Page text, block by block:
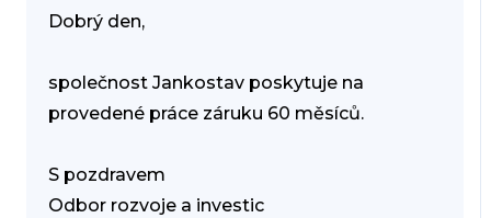
Dobrý den,
společnost Jankostav poskytuje na
provedené práce záruku 60 měsíců.
S pozdravem
Odbor rozvoje a investic